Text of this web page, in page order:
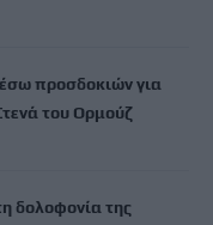
προσδοκιών για
του Ορμούζ
δολοφονία της